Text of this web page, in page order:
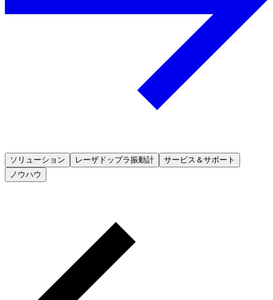
ソリューション レーザドップラ振動計
サービス＆サポート
ノウハウ